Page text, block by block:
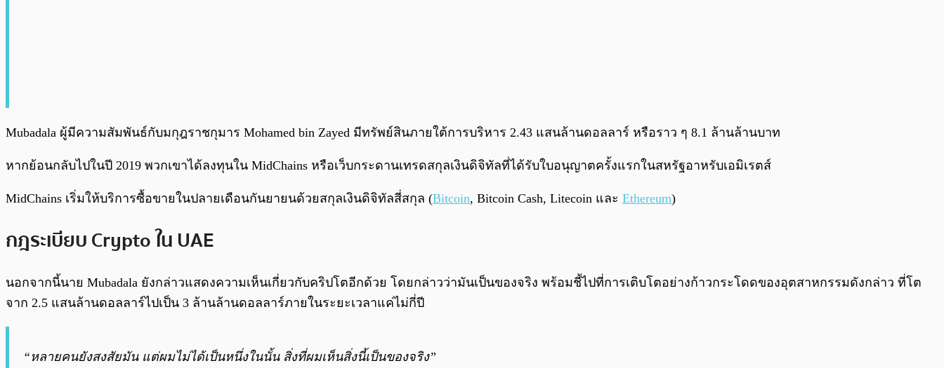
Mubadala ผู้มีความสัมพันธ์กับมกุฎราชกุมาร Mohamed bin Zayed มีทรัพย์สินภายใต้การบริหาร 2.43 แสนล้านดอลลาร์ หรือราว ๆ 8.1 ล้านล้านบาท
หากย้อนกลับไปในปี 2019 พวกเขาได้ลงทุนใน MidChains หรือเว็บกระดานเทรดสกุลเงินดิจิทัลที่ได้รับใบอนุญาตครั้งแรกในสหรัฐอาหรับเอมิเรตส์
MidChains เริ่มให้บริการซื้อขายในปลายเดือนกันยายนด้วยสกุลเงินดิจิทัลสี่สกุล (Bitcoin, Bitcoin Cash, Litecoin และ Ethereum)
กฎระเบียบ Crypto ใน UAE
นอกจากนี้นาย Mubadala ยังกล่าวแสดงความเห็นเกี่ยวกับคริปโตอีกด้วย โดยกล่าวว่ามันเป็นของจริง พร้อมชี้ไปที่การเติบโตอย่างก้าวกระโดดของอุตสาหกรรมดังกล่าว ที่โต
จาก 2.5 แสนล้านดอลลาร์ไปเป็น 3 ล้านล้านดอลลาร์ภายในระยะเวลาแค่ไม่กี่ปี
“หลายคนยังสงสัยมัน แต่ผมไม่ได้เป็นหนึ่งในนั้น สิ่งที่ผมเห็นสิ่งนี้เป็นของจริง”